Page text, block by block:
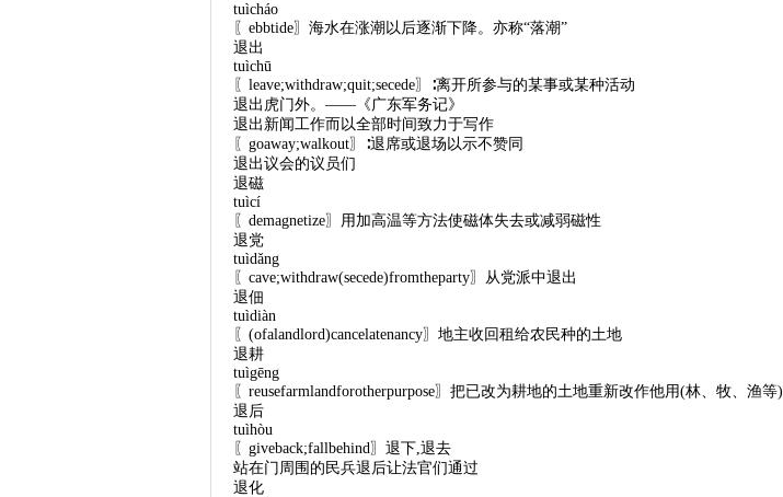
tuìcháo
〖ebbtide〗海水在涨潮以后逐渐下降。亦称“落潮”
退出
tuìchū
〖leave;withdraw;quit;secede〗∶离开所参与的某事或某种活动
退出虎门外。——《广东军务记》
退出新闻工作而以全部时间致力于写作
〖goaway;walkout〗∶退席或退场以示不赞同
退出议会的议员们
退磁
tuìcí
〖demagnetize〗用加高温等方法使磁体失去或减弱磁性
退党
tuìdǎng
〖cave;withdraw(secede)fromtheparty〗从党派中退出
退佃
tuìdiàn
〖(ofalandlord)cancelatenancy〗地主收回租给农民种的土地
退耕
tuìgēng
〖reusefarmlandforotherpurpose〗把已改为耕地的土地重新改作他用(林、牧、渔等)
退后
tuìhòu
〖giveback;fallbehind〗退下,退去
站在门周围的民兵退后让法官们通过
退化